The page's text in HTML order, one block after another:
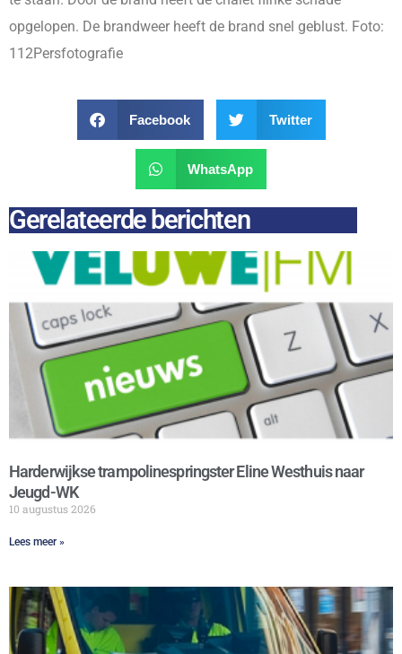
opgelopen. De brandweer heeft de brand snel geblust. Foto:
112Persfotografie
Facebook Twitter
WhatsApp
Gerelateerde berichten
Harderwijkse trampolinespringster Eline Westhuis naar
Jeugd-WK
10 augustus 2026
Lees meer »